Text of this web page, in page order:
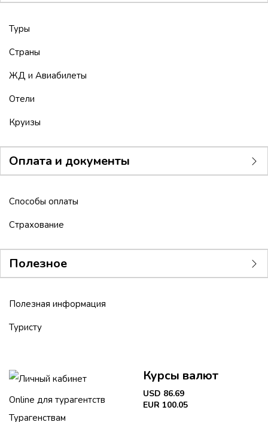
Туры
Страны
ЖД и Авиабилеты
Отели
Круизы
Оплата и документы
Способы оплаты
Страхование
Полезное
Полезная информация
Туристу
Личный кабинет
Online для турагентств
Турагенствам
Курсы валют
USD 86.69
EUR 100.05